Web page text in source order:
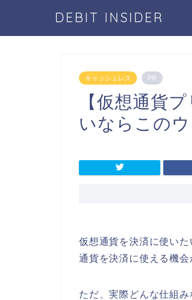
DEBIT INSIDER
キャッシュレス PR
【仮想通貨
いならこの
仮想通貨を決済に使いた
通貨を決済に使える機会
ただ、実際どんな仕組